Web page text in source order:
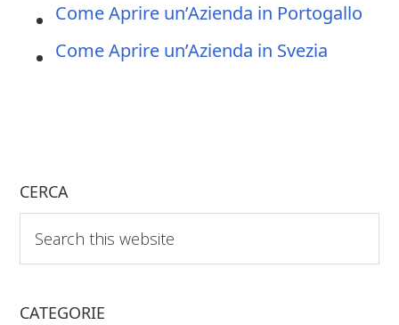
Come Aprire un’Azienda in Portogallo
Come Aprire un’Azienda in Svezia
CERCA
this
website
CATEGORIE